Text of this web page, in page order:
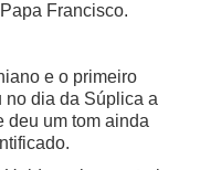
Francisco.
e o primeiro
no dia da Súplica a
deu um tom ainda